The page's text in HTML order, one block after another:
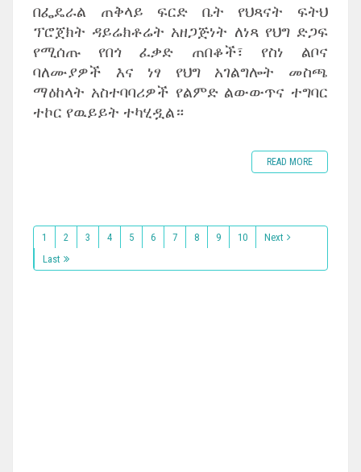
በፌዴራል ጠቅላይ ፍርድ ቤት የህጻናት ፍትህ
ፕሮጀክት ዳይሬክቶሬት አዘጋጅነት ለነጻ የህግ ድጋፍ
የሚሰጡ የበጎ ፈቃድ ጠበቆች፣ የስነ ልቦና
ባለሙያዎች እና ነፃ የህግ አገልግሎት መስጫ
ማዕከላት አስተባባሪዎች የልምድ ልውውጥና ተግባር
ተኮር የዉይይት ተካሂዷል።
READ MORE
1 2 3 4 5 6 7 8 9 10
Next
Last